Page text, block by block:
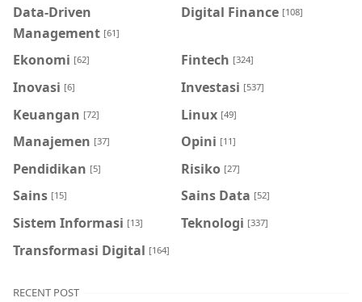
Data-Driven
Management [61]
Digital Finance [108]
Ekonomi [62] Fintech [324]
Inovasi [6] Investasi [537]
Keuangan [72] Linux [49]
Manajemen [37] Opini [11]
Pendidikan [5] Risiko [27]
Sains [15] Sains Data [52]
Sistem Informasi [13] Teknologi [337]
Transformasi Digital [164]
RECENT POST